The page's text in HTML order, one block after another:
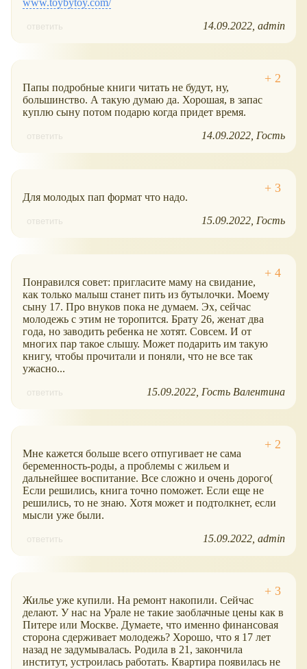
www.toybytoy.com/
ответить 14.09.2022 admin
Папы подробные книги читать не будут, ну,
большинство. А такую думаю да. Хорошая, в запас
куплю сыну потом подарю когда придет время.
ответить 14.09.2022 Гость
Для молодых пап формат что надо.
ответить 15.09.2022 Гость
Понравился совет: пригласите маму на свидание,
как только малыш станет пить из бутылочки. Моему
сыну 17. Про внуков пока не думаем. Эх, сейчас
молодежь с этим не торопится. Брату 26, женат два
года, но заводить ребенка не хотят. Совсем. И от
многих пар такое слышу. Может подарить им такую
книгу, чтобы прочитали и поняли, что не все так
ужасно...
ответить 15.09.2022 Гость Валентина
Мне кажется больше всего отпугивает не сама
беременность-роды, а проблемы с жильем и
дальнейшее воспитание. Все сложно и очень дорого(
Если решились, книга точно поможет. Если еще не
решились, то не знаю. Хотя может и подтолкнет, если
мысли уже были.
ответить 15.09.2022 admin
Жилье уже купили. На ремонт накопили. Сейчас
делают. У нас на Урале не такие заоблачные цены как в
Питере или Москве. Думаете, что именно финансовая
сторона сдерживает молодежь? Хорошо, что я 17 лет
назад не задумывалась. Родила в 21, закончила
институт, устроилась работать. Квартира появилась не